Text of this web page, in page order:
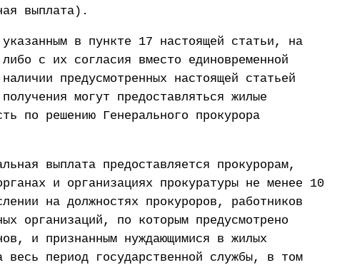
выплата).
в пункте 17 настоящей статьи, на
с их согласия вместо единовременной
предусмотренных настоящей статьей
могут предоставляться жилые
по решению Генерального прокурора
выплата предоставляется прокурорам,
и организациях прокуратуры не менее 10
на должностях прокуроров, работников
организаций, по которым предусмотрено
и признанным нуждающимися в жилых
весь период государственной службы, в том